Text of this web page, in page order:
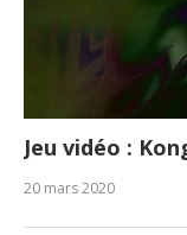
Jeu vidéo :
20 mars 2020